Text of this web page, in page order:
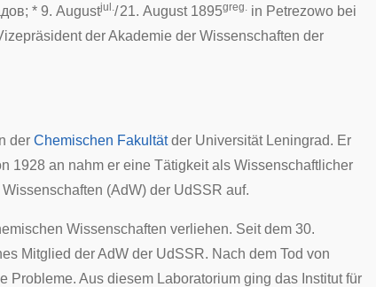
; * 9. Augustjul./21. August 1895greg. in Petrezowo bei
derAkademie der Wissenschaften der
der Chemischen Fakultätder Universität Leningrad. Er
1928 an nahm er eine Tätigkeit als Wissenschaftlicher
(AdW) der UdSSR auf.
Wissenschaften verliehen. Seit dem 30.
Mitglied der AdW der UdSSR. Nach dem Tod von
Aus diesem Laboratorium ging das Institut für